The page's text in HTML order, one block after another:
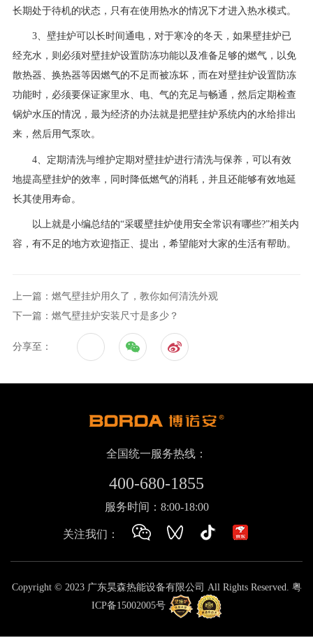
长期处于待机的状态，只有在使用热水的情况下才进入热水模式。
3、壁挂炉可以长时间通电，对于寒冷的冬天，如果壁挂炉已
经充水，则必须对壁挂炉设置防冻功能以及准备足够的燃气，以免
散热器、换热器等因燃气的不足而被冻坏，而在对壁挂炉设置防冻
功能时，必须要保证家里水、电、气的充足与畅通，然后定期检查
锅炉水压的情况，最为经济的办法就是把壁挂炉系统内的水给排出
来，然后用气泵吹。
4、定期清洗与维护定期对壁挂炉进行清洗与保养，可以有效
地提高壁挂炉的效率，同时降低燃气的消耗，并且还能够有效地延
长其使用寿命。
以上就是小编总结的“采暖壁挂炉使用安全常识有哪些?”相关内
容，有不足的地方欢迎指正、提出，希望能对大家的生活有帮助。
上一篇：燃气壁挂炉用久了，教你如何清洗外观
下一篇：燃气壁挂炉安装尺寸是多少？
分享至：
全国统一服务热线：
400-680-1855
服务时间：8:00-18:00
关注我们：
Copyright © 2023 广东昊森热能设备有限公司 All Rights Reserved. 粤
ICP备15002005号